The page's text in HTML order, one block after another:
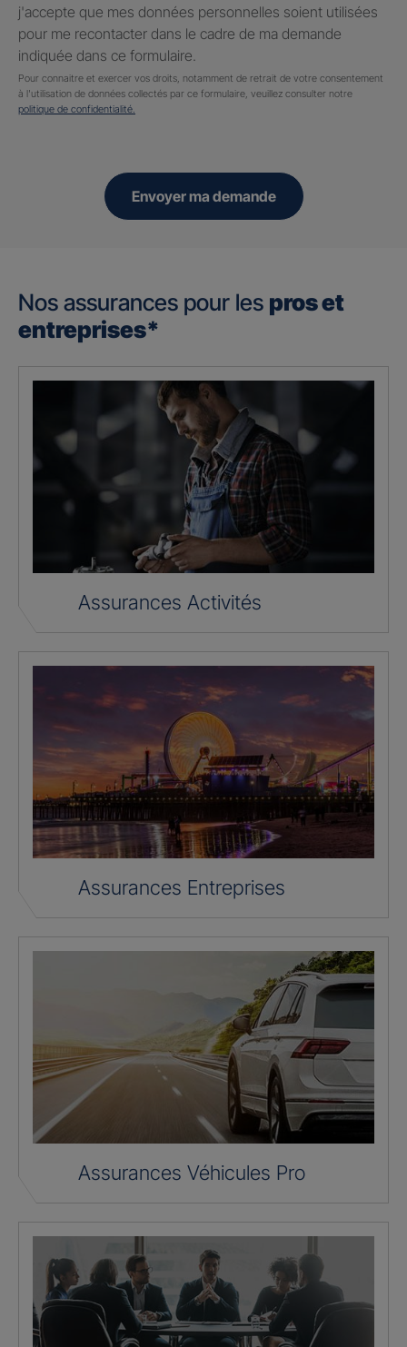
j'accepte que mes données personnelles soient utilisées
pour me recontacter dans le cadre de ma demande
indiquée dans ce formulaire.
Pour connaitre et exercer vos droits, notamment de retrait de votre consentement
à l'utilisation de données collectés par ce formulaire, veuillez consulter notre
politique de confidentialité.
Envoyer ma demande
Nos assurances pour les pros et
entreprises*
Assurances Activités
Assurances Entreprises
Assurances Véhicules Pro